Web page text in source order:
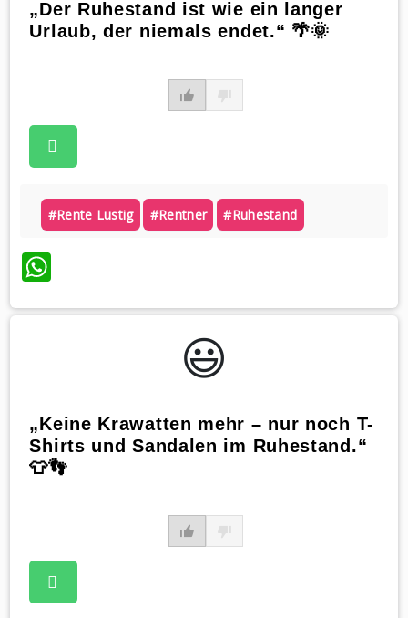
„Der Ruhestand ist wie ein langer
Urlaub, der niemals endet.“ 🌴🌞
#rente Lustig #rentner #ruhestand
WhatsApp
😃️
„Keine Krawatten mehr – nur noch T-
Shirts und Sandalen im Ruhestand.“
👕👣